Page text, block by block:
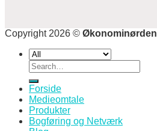
Copyright 2026 © Økonominørden
Search
for:
Forside
Medieomtale
Produkter
Bogføring og Netværk